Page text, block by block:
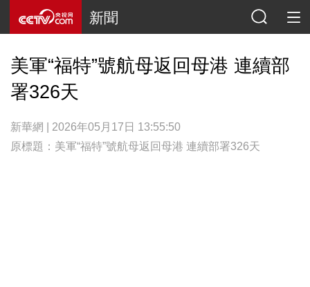
新聞
美軍“福特”號航母返回母港 連續部
署326天
新華網 | 2026年05月17日 13:55:50
原標題：美軍“福特”號航母返回母港 連續部署326天